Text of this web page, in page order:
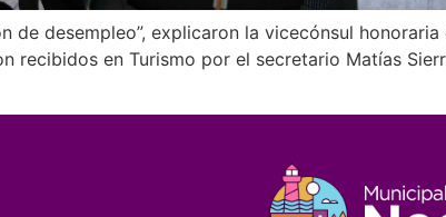
desempleo”, explicaron la vicecónsul honoraria
recibidos en Turismo por el secretario Matías